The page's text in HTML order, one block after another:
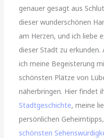
genauer gesagt aus
dieser wunderschönen
am Herzen, und ich liebe
dieser Stadt zu
ich meine Begeisterung
schönsten Plätze von
näherbringen. Hier findet
Stadtgeschichte, meine
persönlichen
schönsten